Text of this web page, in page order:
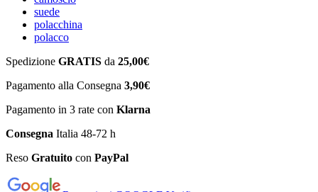
suede
polacchina
polacco
Spedizione GRATIS da 25,00€
Pagamento alla Consegna 3,90€
Pagamento in 3 rate con Klarna
Consegna Italia 48-72 h
Reso Gratuito con PayPal